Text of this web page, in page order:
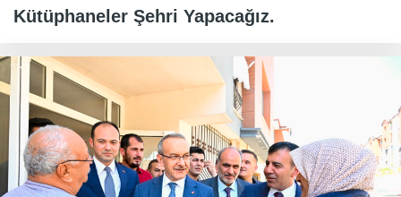
Kütüphaneler Şehri Yapacağız.